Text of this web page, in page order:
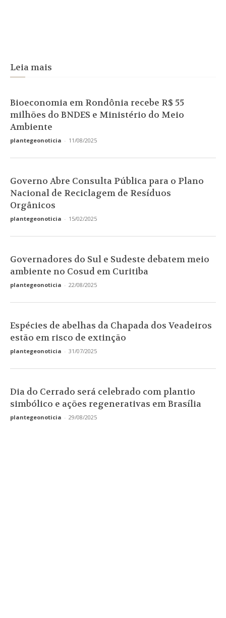
Leia mais
Bioeconomia em Rondônia recebe R$ 55
milhões do BNDES e Ministério do Meio
Ambiente
plantegeonoticia - 11/08/2025
Governo Abre Consulta Pública para o Plano
Nacional de Reciclagem de Resíduos
Orgânicos
plantegeonoticia - 15/02/2025
Governadores do Sul e Sudeste debatem meio
ambiente no Cosud em Curitiba
plantegeonoticia - 22/08/2025
Espécies de abelhas da Chapada dos Veadeiros
estão em risco de extinção
plantegeonoticia - 31/07/2025
Dia do Cerrado será celebrado com plantio
simbólico e ações regenerativas em Brasília
plantegeonoticia - 29/08/2025